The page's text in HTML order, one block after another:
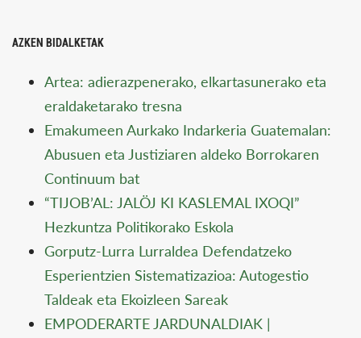
AZKEN BIDALKETAK
Artea: adierazpenerako, elkartasunerako eta
eraldaketarako tresna
Emakumeen Aurkako Indarkeria Guatemalan:
Abusuen eta Justiziaren aldeko Borrokaren
Continuum bat
“TIJOB’AL: JALÖJ KI KASLEMAL IXOQI”
Hezkuntza Politikorako Eskola
Gorputz-Lurra Lurraldea Defendatzeko
Esperientzien Sistematizazioa: Autogestio
Taldeak eta Ekoizleen Sareak
EMPODERARTE JARDUNALDIAK |